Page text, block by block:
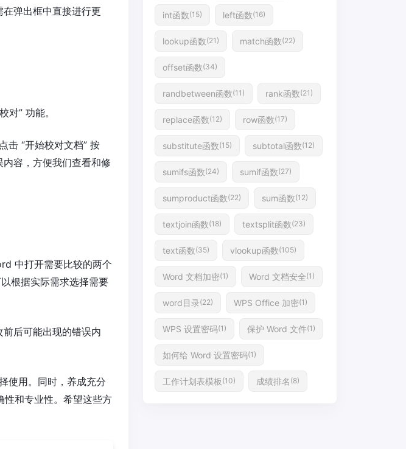
弹出框中直接进行更
” 功能。
击 “开始校对文档” 按
容，方便我们查看和修
中打开需要比较的两个
根据实际需求选择需要
后可能出现的错误内
使用。同时，养成充分
和专业性。希望这些方
int函数(15) left函数(16)
lookup函数(21) match函数(22)
offset函数(34)
randbetween函数(11) rank函数(21)
replace函数(12) row函数(17)
substitute函数(15) subtotal函数(12)
sumifs函数(24) sumif函数(27)
sumproduct函数(22) sum函数(12)
textjoin函数(18) textsplit函数(23)
text函数(35) vlookup函数(105)
Word 文档加密(1) Word 文档安全(1)
word目录(22) WPS Office 加密(1)
WPS 设置密码(1) 保护 Word 文件(1)
如何给 Word 设置密码(1)
工作计划表模板 (10) 成绩排名 (8)